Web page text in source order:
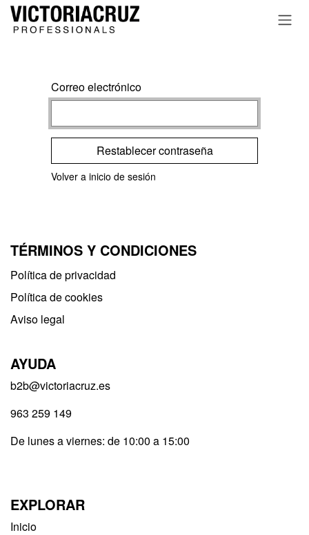
Ir al contenido
Correo electrónico
Restablecer contraseña
Volver a inicio de sesión
TÉRMINOS Y CONDICIONES
Política de privacidad​
Política de cookies
Aviso legal
AYUDA
b2b@victoriacruz.es
963 259 149
De lunes a viernes: de 10:00 a 15:00
EXPLORAR
Inicio